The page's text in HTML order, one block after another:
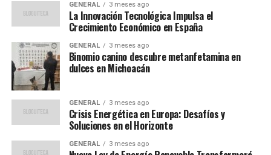
permanentemente el comportamiento del consumidor,
y ahora vemos que más personas confían en las
plataformas en línea para sus necesidades diarias”.
Además, las empresas han respondido a esta demanda
creciente invirtiendo en tecnología y logística para
mejorar la experiencia del cliente. Las plataformas de
comercio electrónico han optimizado sus sitios web y
aplicaciones para ser más intuitivas y seguras, lo que ha
contribuido a aumentar la confianza del consumidor.
GENERAL 3 meses ago
La Innovación Tecnológica Impulsa el
Crecimiento Económico en España
GENERAL 3 meses ago
Binomio canino descubre metanfetamina en
dulces en Michoacán
GENERAL 3 meses ago
Crisis Energética en Europa: Desafíos y
Soluciones en el Horizonte
GENERAL 3 meses ago